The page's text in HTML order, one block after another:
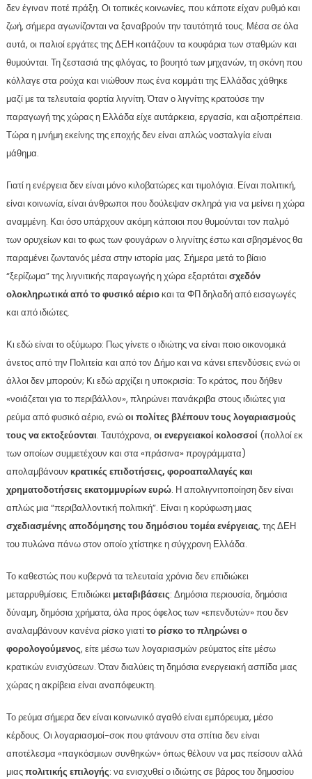
δεν έγιναν ποτέ πράξη. Οι τοπικές κοινωνίες, που κάποτε είχαν ρυθμό και
ζωή, σήμερα αγωνίζονται να ξαναβρούν την ταυτότητά τους. Μέσα σε όλα
αυτά, οι παλιοί εργάτες της ΔΕΗ κοιτάζουν τα κουφάρια των σταθμών και
θυμούνται. Τη ζεστασιά της φλόγας, το βουητό των μηχανών, τη σκόνη που
κόλλαγε στα ρούχα και νιώθουν πως ένα κομμάτι της Ελλάδας χάθηκε
μαζί με τα τελευταία φορτία λιγνίτη. Όταν ο λιγνίτης κρατούσε την
παραγωγή της χώρας η Ελλάδα είχε αυτάρκεια, εργασία, και αξιοπρέπεια.
Τώρα η μνήμη εκείνης της εποχής δεν είναι απλώς νοσταλγία είναι
μάθημα.
Γιατί η ενέργεια δεν είναι μόνο κιλοβατώρες και τιμολόγια. Είναι πολιτική,
είναι κοινωνία, είναι άνθρωποι που δούλεψαν σκληρά για να μείνει η χώρα
αναμμένη. Και όσο υπάρχουν ακόμη κάποιοι που θυμούνται τον παλμό
των ορυχείων και το φως των φουγάρων ο λιγνίτης έστω και σβησμένος θα
παραμένει ζωντανός μέσα στην ιστορία μας. Σήμερα μετά το βίαιο
“ξερίζωμα” της λιγνιτικής παραγωγής η χώρα εξαρτάταισχεδόν
ολοκληρωτικά από το φυσικό αέριοκαι τα ΦΠ δηλαδή από εισαγωγές
και από ιδιώτες.
Κι εδώ είναι το οξύμωρο: Πως γίνετε ο ιδιώτης να είναι ποιο οικονομικά
άνετος από την Πολιτεία και από τον Δήμο και να κάνει επενδύσεις ενώ οι
άλλοι δεν μπορούν; Κι εδώ αρχίζει η υποκρισία: Το κράτος, που δήθεν
«νοιάζεται για το περιβάλλον», πληρώνει πανάκριβα στους ιδιώτες για
ρεύμα από φυσικό αέριο, ενώοι πολίτες βλέπουν τους λογαριασμούς
τους να εκτοξεύονται. Ταυτόχρονα, οι ενεργειακοί κολοσσοί (πολλοί εκ
των οποίων συμμετέχουν και στα «πράσινα» προγράμματα)
απολαμβάνουν κρατικές επιδοτήσεις, φοροαπαλλαγές και
χρηματοδοτήσεις εκατομμυρίων ευρώ. Η απολιγνιτοποίηση δεν είναι
απλώς μια “περιβαλλοντική πολιτική”. Είναι η κορύφωση μιας
σχεδιασμένης αποδόμησης του δημόσιου τομέα ενέργειας, της ΔΕΗ
του πυλώνα πάνω στον οποίο χτίστηκε η σύγχρονη Ελλάδα.
Το καθεστώς που κυβερνά τα τελευταία χρόνια δεν επιδιώκει
μεταρρυθμίσεις. Επιδιώκει μεταβιβάσεις: Δημόσια περιουσία, δημόσια
δύναμη, δημόσια χρήματα, όλα προς όφελος των «επενδυτών» που δεν
αναλαμβάνουν κανένα ρίσκο γιατίτο ρίσκο το πληρώνει ο
φορολογούμενος, είτε μέσω των λογαριασμών ρεύματος είτε μέσω
κρατικών ενισχύσεων. Όταν διαλύεις τη δημόσια ενεργειακή ασπίδα μιας
χώρας η ακρίβεια είναι αναπόφευκτη.
Το ρεύμα σήμερα δεν είναι κοινωνικό αγαθό είναι εμπόρευμα, μέσο
κέρδους. Οι λογαριασμοί-σοκ που φτάνουν στα σπίτια δεν είναι
αποτέλεσμα «παγκόσμιων συνθηκών» όπως θέλουν να μας πείσουν αλλά
μιαςπολιτικής επιλογής: να ενισχυθεί ο ιδιώτης σε βάρος του δημοσίου